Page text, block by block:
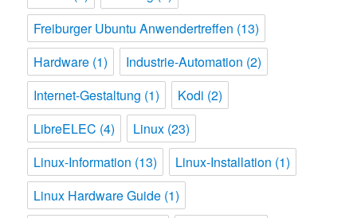
Freiburger Ubuntu Anwendertreffen (13)
Hardware (1) Industrie-Automation (2)
Internet-Gestaltung (1) Kodi (2)
LibreELEC (4) Linux (23)
Linux-Information (13) Linux-Installation (1)
Linux Hardware Guide (1)